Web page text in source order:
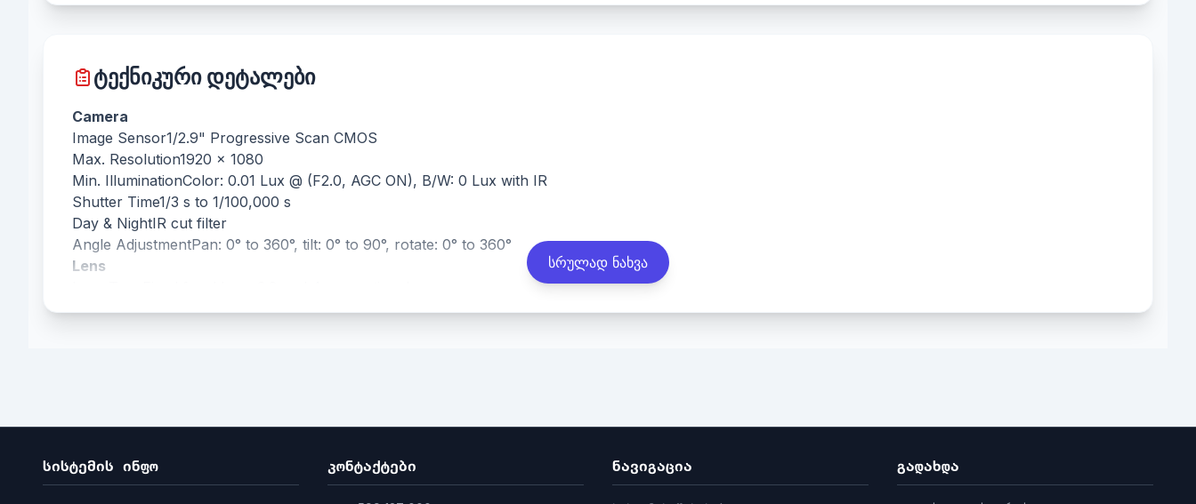
ტექნიკური დეტალები
Camera
Image Sensor1/2.9" Progressive Scan CMOS
Max. Resolution1920 × 1080
Min. IlluminationColor: 0.01 Lux @ (F2.0, AGC ON), B/W: 0 Lux with IR
Shutter Time1/3 s to 1/100,000 s
Day & NightIR cut filter
Angle AdjustmentPan: 0° to 360°, tilt: 0° to 90°, rotate: 0° to 360°
Lens
Focal Length & FOV
DORI
2.8 mm, D: 42 m, O: 16 m, R: 8 m, I: 4 m
სრულად ნახვა
სისტემის ინფო კონტაქტები ნავიგაცია გადახდა